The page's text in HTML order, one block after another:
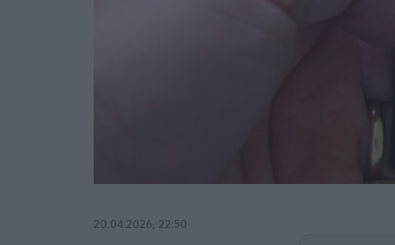
20.04.2026, 22:50